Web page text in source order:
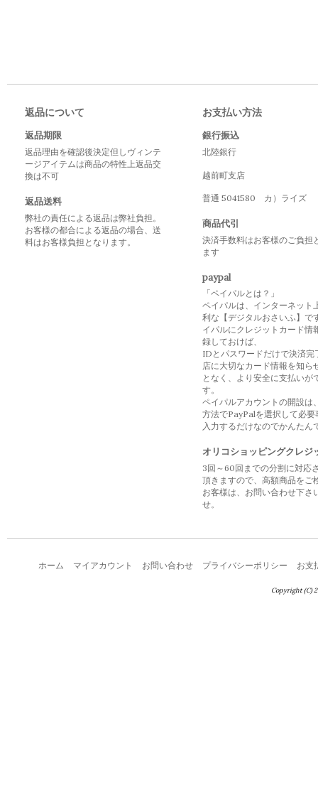
返品について
返品期限
返品理由を確認後決定但しヴィンテ
ージアイテムは商品の特性上返品交
換は不可
返品送料
弊社の責任による返品は弊社負担。
お客様の都合による返品の場合、送
料はお客様負担となります。
お支払い方法
銀行振込
北陸銀行
越前町支店
普通 5041580 カ）ライズ
商品代引
決済手数料はお客様のご負担
ます
paypal
「ペイパルとは？」
ペイパルは、インターネット
利な【デジタルおさいふ】で
イパルにクレジットカード情
録しておけば、
IDとパスワードだけで決済完
店に大切なカード情報を知ら
となく、より安全に支払いが
す。
ペイパルアカウントの開設は
方法でPayPalを選択して必要
入力するだけなのでかんたん
オリコショッピングクレジ
3回～60回までの分割に対応
頂きますので、高額商品をご
お客様は、お問い合わせ下さ
せ。
ホーム マイアカウント お問い合わせ プライバシーポリシー お支
Copyright (C)